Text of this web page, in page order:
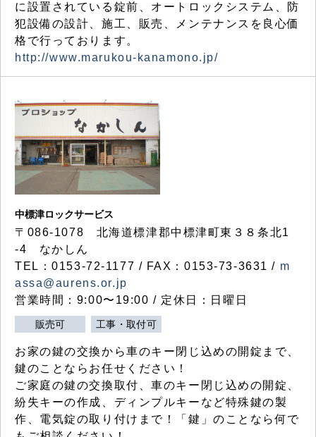
に設置されている錠前、オートロックシステム、防
犯設備の設計、施工、販売、メンテナンスを良心価
格で行っております。
http://www.marukou-kanamono.jp/
中標津ロックサービス
〒086-1078 北海道標津郡中標津町東３８条北1
-4 なかしん
TEL：0153-72-1177 / FAX：0153-73-3631 / m
assa@aurens.or.jp
営業時間：9:00〜19:00 / 定休日：日曜日
販売可 工事・取付可
お家の鍵の交換から車のキー閉じ込めの開錠まで、
鍵のことならお任せください！
ご家庭の鍵の交換取付、車のキー閉じ込めの開錠、
紛失キーの作成、ディンプルキーなど特殊鍵の製
作、電気錠の取り付けまで！「鍵」のことなら何で